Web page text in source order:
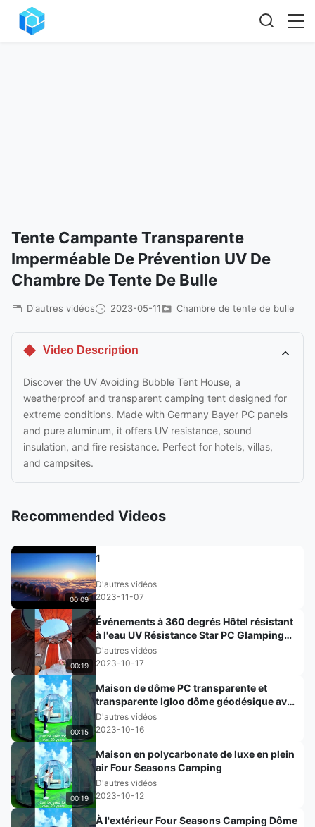
Tente Campante Transparente
Imperméable De Prévention UV De
Chambre De Tente De Bulle
D'autres vidéos 2023-05-11 Chambre de tente de bulle
Video Description
Discover the UV Avoiding Bubble Tent House, a
weatherproof and transparent camping tent designed for
extreme conditions. Made with Germany Bayer PC panels
and pure aluminum, it offers UV resistance, sound
insulation, and fire resistance. Perfect for hotels, villas,
and campsites.
Recommended Videos
00:09
1
D'autres vidéos
2023-11-07
00:19
Événements à 360 degrés Hôtel résistant
à l'eau UV Résistance Star PC Glamping
Igloo Domes géodésiques Maison
D'autres vidéos
2023-10-17
00:15
Maison de dôme PC transparente et
transparente Igloo dôme géodésique avec
cadre en aluminium
D'autres vidéos
2023-10-16
00:19
Maison en polycarbonate de luxe en plein
air Four Seasons Camping
D'autres vidéos
2023-10-12
À l'extérieur Four Seasons Camping Dôme